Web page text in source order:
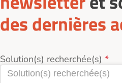
des dernières
Solution(s) recherchée(s)